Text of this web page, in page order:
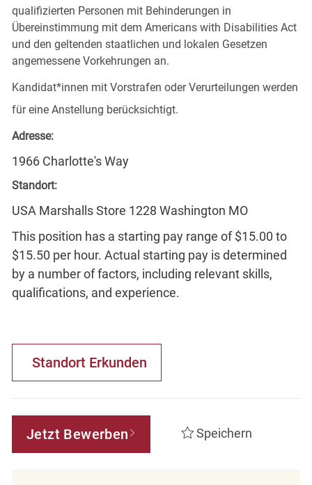
qualifizierten Personen mit Behinderungen in
Übereinstimmung mit dem Americans with Disabilities Act
und den geltenden staatlichen und lokalen Gesetzen
angemessene Vorkehrungen an.
Kandidat*innen mit Vorstrafen oder Verurteilungen werden
für eine Anstellung berücksichtigt.
Adresse:
1966 Charlotte's Way
Standort:
USA Marshalls Store 1228 Washington MO
This position has a starting pay range of $15.00 to
$15.50 per hour. Actual starting pay is determined
by a number of factors, including relevant skills,
qualifications, and experience.
Standort Erkunden
Jetzt Bewerben Speichern